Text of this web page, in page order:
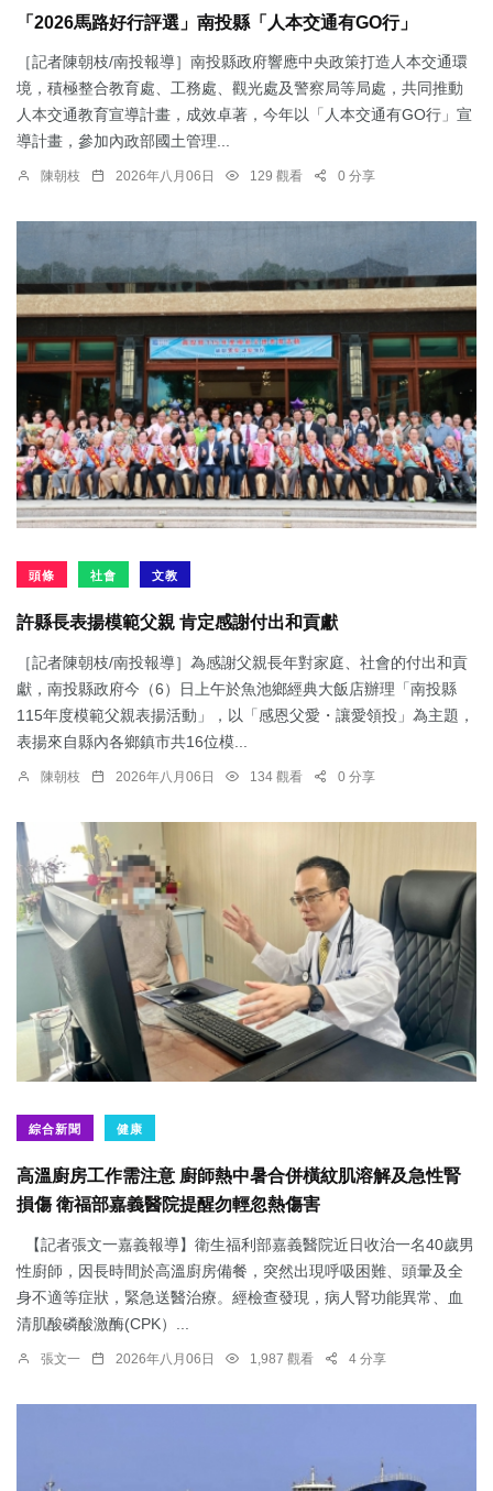
「2026馬路好行評選」南投縣「人本交通有GO行」
［記者陳朝枝/南投報導］南投縣政府響應中央政策打造人本交通環
境，積極整合教育處、工務處、觀光處及警察局等局處，共同推動
人本交通教育宣導計畫，成效卓著，今年以「人本交通有GO行」宣
導計畫，參加內政部國土管理...
陳朝枝 2026年八月06日 129 觀看 0 分享
頭條 社會 文教
許縣長表揚模範父親 肯定感謝付出和貢獻
［記者陳朝枝/南投報導］為感謝父親長年對家庭、社會的付出和貢
獻，南投縣政府今（6）日上午於魚池鄉經典大飯店辦理「南投縣
115年度模範父親表揚活動」，以「感恩父愛・讓愛領投」為主題，
表揚來自縣內各鄉鎮市共16位模...
陳朝枝 2026年八月06日 134 觀看 0 分享
綜合新聞 健康
高溫廚房工作需注意 廚師熱中暑合併橫紋肌溶解及急性腎
損傷 衛福部嘉義醫院提醒勿輕忽熱傷害
【記者張文一嘉義報導】衛生福利部嘉義醫院近日收治一名40歲男
性廚師，因長時間於高溫廚房備餐，突然出現呼吸困難、頭暈及全
身不適等症狀，緊急送醫治療。經檢查發現，病人腎功能異常、血
清肌酸磷酸激酶(CPK）...
張文一 2026年八月06日 1,987 觀看 4 分享